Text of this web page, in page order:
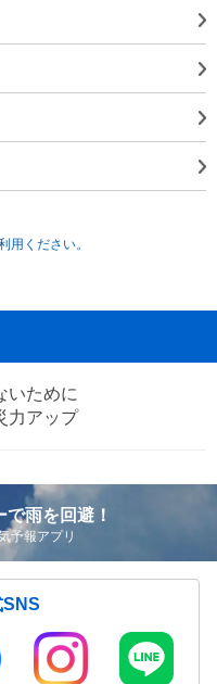
用ください。
いために
力アップ
雨を回避！
予報アプリ